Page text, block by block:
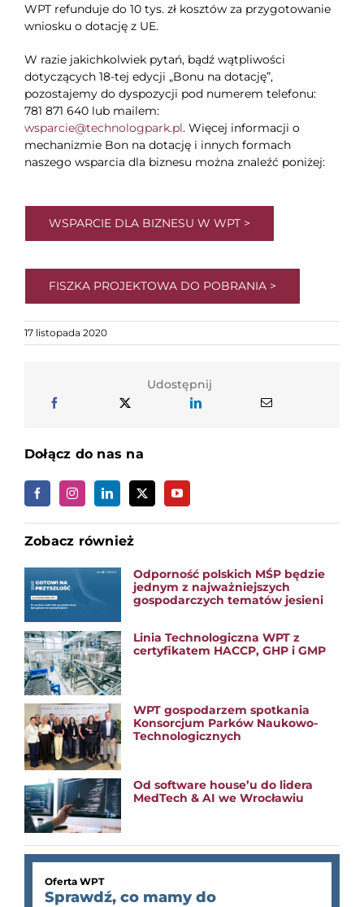
WPT refunduje do 10 tys. zł kosztów za przygotowanie
wniosku o dotację z UE.
W razie jakichkolwiek pytań, bądź wątpliwości
dotyczących 18-tej edycji „Bonu na dotację”,
pozostajemy do dyspozycji pod numerem telefonu:
781 871 640 lub mailem:
wsparcie@technologpark.pl. Więcej informacji o
mechanizmie Bon na dotację i innych formach
naszego wsparcia dla biznesu można znaleźć poniżej:
WSPARCIE DLA BIZNESU W WPT >
FISZKA PROJEKTOWA DO POBRANIA >
17 listopada 2020
Udostępnij
Dołącz do nas na
Zobacz również
Odporność polskich MŚP będzie
jednym z najważniejszych
gospodarczych tematów jesieni
Linia Technologiczna WPT z
certyfikatem HACCP, GHP i GMP
WPT gospodarzem spotkania
Konsorcjum Parków Naukowo-
Technologicznych
Od software house’u do lidera
MedTech & AI we Wrocławiu
Oferta WPT
Sprawdź, co mamy do